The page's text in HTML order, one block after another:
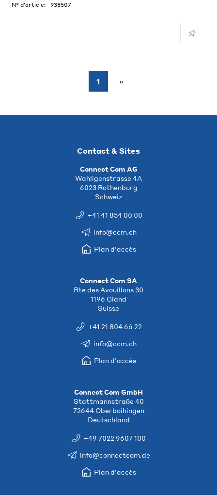
N° d'article:
938507
1
Contact & Sites
Connect Com AG
Wahligenstrasse 4A
6023 Rothenburg
Schweiz
+41 41 854 00 00
info@ccm.ch
Plan d'accès
Connect Com SA
Rte des Avouillons 30
1196 Gland
Suisse
+41 21 804 66 22
info@ccm.ch
Plan d'accès
Connect Com GmbH
Stattmannstraße 40
72644 Oberboihingen
Deutschland
+49 7022 9607 100
info@connectcom.de
Plan d'accès